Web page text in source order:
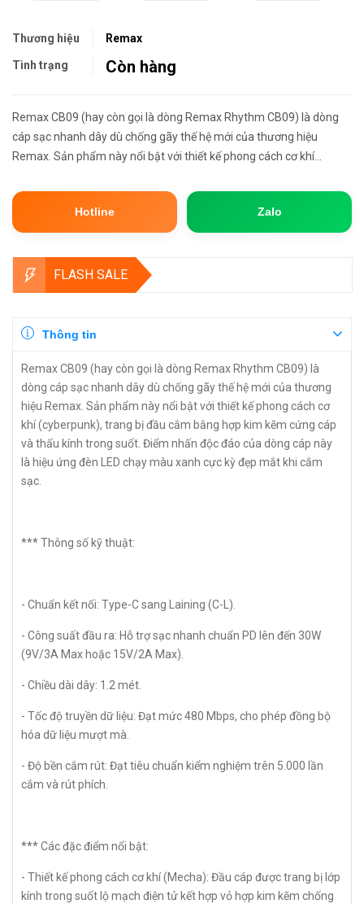
Thương hiệu Remax
Tình trạng Còn hàng
Remax CB09 (hay còn gọi là dòng Remax Rhythm CB09) là dòng
cáp sạc nhanh dây dù chống gãy thế hệ mới của thương hiệu
Remax. Sản phẩm này nổi bật với thiết kế phong cách cơ khí
kính tr...
Hotline
Zalo
FLASH SALE
Thông tin
Remax CB09 (hay còn gọi là dòng Remax Rhythm CB09) là
dòng cáp sạc nhanh dây dù chống gãy thế hệ mới của thương
hiệu Remax. Sản phẩm này nổi bật với thiết kế phong cách cơ
khí (cyberpunk), trang bị đầu cắm bằng hợp kim kẽm cứng cáp
và thấu kính trong suốt. Điểm nhấn độc đáo của dòng cáp này
là hiệu ứng đèn LED chạy màu xanh cực kỳ đẹp mắt khi cắm
sạc.
*** Thông số kỹ thuật:
- Chuẩn kết nối: Type-C sang Laining (C-L).
- Công suất đầu ra: Hỗ trợ sạc nhanh chuẩn PD lên đến 30W
(9V/3A Max hoặc 15V/2A Max).
- Chiều dài dây: 1.2 mét.
- Tốc độ truyền dữ liệu: Đạt mức 480 Mbps, cho phép đồng bộ
hóa dữ liệu mượt mà.
- Độ bền cắm rút: Đạt tiêu chuẩn kiểm nghiệm trên 5.000 lần
cắm và rút phích.
*** Các đặc điểm nổi bật:
- Thiết kế phong cách cơ khí (Mecha): Đầu cáp được trang bị lớp
kính trong suốt lộ mạch điện tử kết hợp vỏ hợp kim kẽm chống